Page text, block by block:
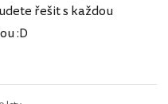
řešit s každou
:D